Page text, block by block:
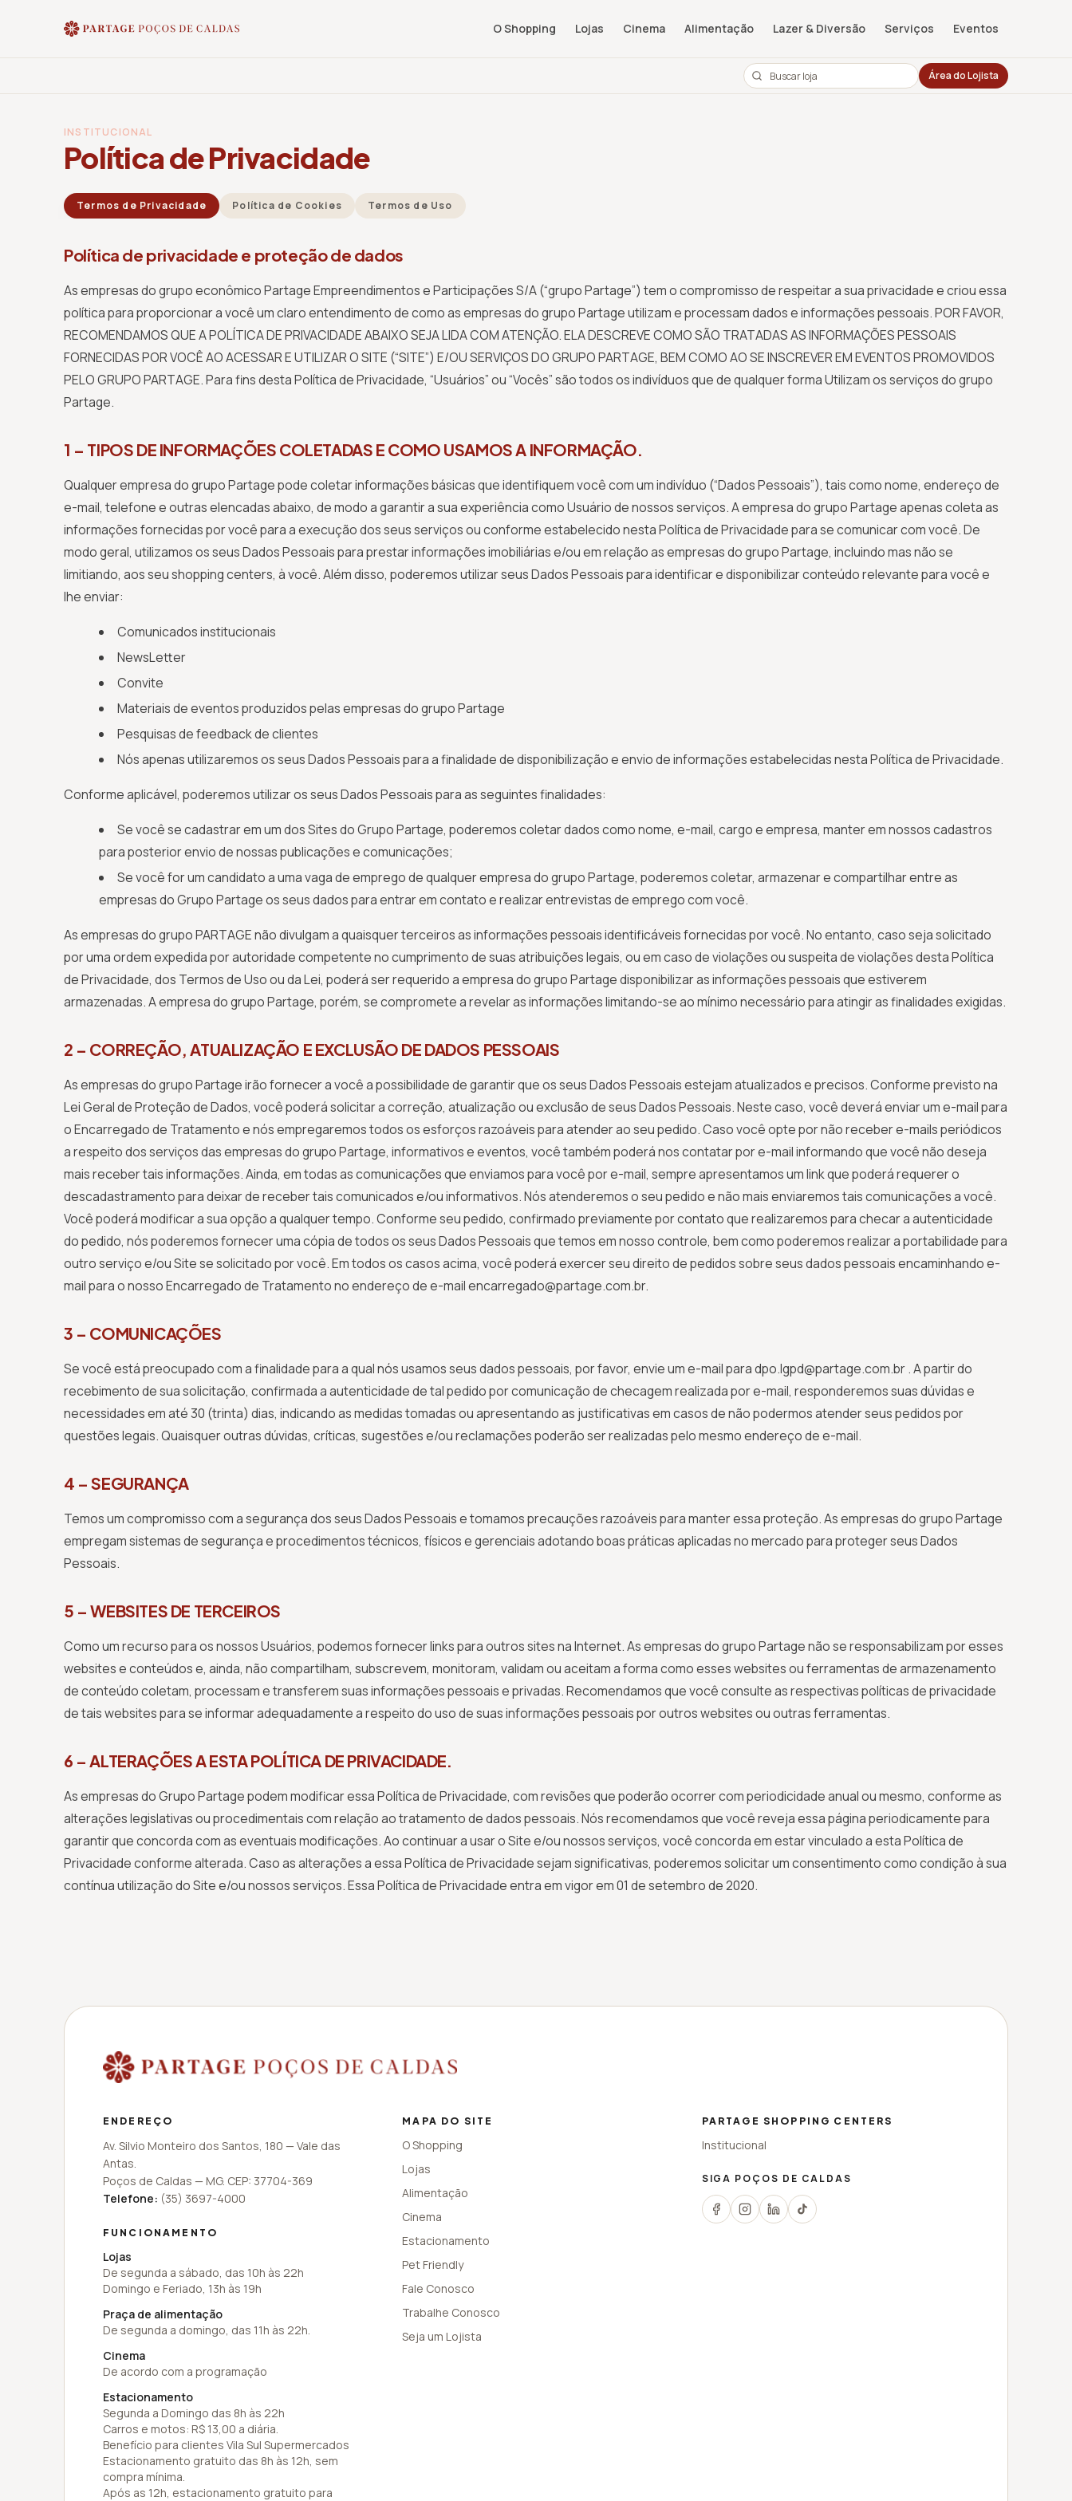
O Shopping Lojas Cinema Alimentação Lazer & Diversão Serviços Eventos
Área do Lojista
INSTITUCIONAL
Política de Privacidade
Termos de Privacidade Política de Cookies Termos de Uso
Política de privacidade e proteção de dados
As empresas do grupo econômico Partage Empreendimentos e Participações S/A (“grupo Partage”) tem o compromisso de respeitar a sua privacidade e criou essa
política para proporcionar a você um claro entendimento de como as empresas do grupo Partage utilizam e processam dados e informações pessoais. POR FAVOR,
RECOMENDAMOS QUE A POLÍTICA DE PRIVACIDADE ABAIXO SEJA LIDA COM ATENÇÃO. ELA DESCREVE COMO SÃO TRATADAS AS INFORMAÇÕES PESSOAIS
FORNECIDAS POR VOCÊ AO ACESSAR E UTILIZAR O SITE (“SITE”) E/OU SERVIÇOS DO GRUPO PARTAGE, BEM COMO AO SE INSCREVER EM EVENTOS PROMOVIDOS
PELO GRUPO PARTAGE. Para fins desta Política de Privacidade, “Usuários” ou “Vocês” são todos os indivíduos que de qualquer forma Utilizam os serviços do grupo
Partage.
1 – TIPOS DE INFORMAÇÕES COLETADAS E COMO USAMOS A INFORMAÇÃO.
Qualquer empresa do grupo Partage pode coletar informações básicas que identifiquem você com um indivíduo (“Dados Pessoais”), tais como nome, endereço de
e-mail, telefone e outras elencadas abaixo, de modo a garantir a sua experiência como Usuário de nossos serviços. A empresa do grupo Partage apenas coleta as
informações fornecidas por você para a execução dos seus serviços ou conforme estabelecido nesta Política de Privacidade para se comunicar com você. De
modo geral, utilizamos os seus Dados Pessoais para prestar informações imobiliárias e/ou em relação as empresas do grupo Partage, incluindo mas não se
limitiando, aos seu shopping centers, à você. Além disso, poderemos utilizar seus Dados Pessoais para identificar e disponibilizar conteúdo relevante para você e
lhe enviar:
Comunicados institucionais
NewsLetter
Convite
Materiais de eventos produzidos pelas empresas do grupo Partage
Pesquisas de feedback de clientes
Nós apenas utilizaremos os seus Dados Pessoais para a finalidade de disponibilização e envio de informações estabelecidas nesta Política de Privacidade.
Conforme aplicável, poderemos utilizar os seus Dados Pessoais para as seguintes finalidades:
Se você se cadastrar em um dos Sites do Grupo Partage, poderemos coletar dados como nome, e-mail, cargo e empresa, manter em nossos cadastros
para posterior envio de nossas publicações e comunicações;
Se você for um candidato a uma vaga de emprego de qualquer empresa do grupo Partage, poderemos coletar, armazenar e compartilhar entre as
empresas do Grupo Partage os seus dados para entrar em contato e realizar entrevistas de emprego com você.
As empresas do grupo PARTAGE não divulgam a quaisquer terceiros as informações pessoais identificáveis fornecidas por você. No entanto, caso seja solicitado
por uma ordem expedida por autoridade competente no cumprimento de suas atribuições legais, ou em caso de violações ou suspeita de violações desta Política
de Privacidade, dos Termos de Uso ou da Lei, poderá ser requerido a empresa do grupo Partage disponibilizar as informações pessoais que estiverem
armazenadas. A empresa do grupo Partage, porém, se compromete a revelar as informações limitando-se ao mínimo necessário para atingir as finalidades exigidas.
2 – CORREÇÃO, ATUALIZAÇÃO E EXCLUSÃO DE DADOS PESSOAIS
As empresas do grupo Partage irão fornecer a você a possibilidade de garantir que os seus Dados Pessoais estejam atualizados e precisos. Conforme previsto na
Lei Geral de Proteção de Dados, você poderá solicitar a correção, atualização ou exclusão de seus Dados Pessoais. Neste caso, você deverá enviar um e-mail para
o Encarregado de Tratamento e nós empregaremos todos os esforços razoáveis para atender ao seu pedido. Caso você opte por não receber e-mails periódicos
a respeito dos serviços das empresas do grupo Partage, informativos e eventos, você também poderá nos contatar por e-mail informando que você não deseja
mais receber tais informações. Ainda, em todas as comunicações que enviamos para você por e-mail, sempre apresentamos um link que poderá requerer o
descadastramento para deixar de receber tais comunicados e/ou informativos. Nós atenderemos o seu pedido e não mais enviaremos tais comunicações a você.
Você poderá modificar a sua opção a qualquer tempo. Conforme seu pedido, confirmado previamente por contato que realizaremos para checar a autenticidade
do pedido, nós poderemos fornecer uma cópia de todos os seus Dados Pessoais que temos em nosso controle, bem como poderemos realizar a portabilidade para
outro serviço e/ou Site se solicitado por você. Em todos os casos acima, você poderá exercer seu direito de pedidos sobre seus dados pessoais encaminhando e-
mail para o nosso Encarregado de Tratamento no endereço de e-mail encarregado@partage.com.br.
3 – COMUNICAÇÕES
Se você está preocupado com a finalidade para a qual nós usamos seus dados pessoais, por favor, envie um e-mail para dpo.lgpd@partage.com.br . A partir do
recebimento de sua solicitação, confirmada a autenticidade de tal pedido por comunicação de checagem realizada por e-mail, responderemos suas dúvidas e
necessidades em até 30 (trinta) dias, indicando as medidas tomadas ou apresentando as justificativas em casos de não podermos atender seus pedidos por
questões legais. Quaisquer outras dúvidas, críticas, sugestões e/ou reclamações poderão ser realizadas pelo mesmo endereço de e-mail.
4 – SEGURANÇA
Temos um compromisso com a segurança dos seus Dados Pessoais e tomamos precauções razoáveis para manter essa proteção. As empresas do grupo Partage
empregam sistemas de segurança e procedimentos técnicos, físicos e gerenciais adotando boas práticas aplicadas no mercado para proteger seus Dados
Pessoais.
5 – WEBSITES DE TERCEIROS
Como um recurso para os nossos Usuários, podemos fornecer links para outros sites na Internet. As empresas do grupo Partage não se responsabilizam por esses
websites e conteúdos e, ainda, não compartilham, subscrevem, monitoram, validam ou aceitam a forma como esses websites ou ferramentas de armazenamento
de conteúdo coletam, processam e transferem suas informações pessoais e privadas. Recomendamos que você consulte as respectivas políticas de privacidade
de tais websites para se informar adequadamente a respeito do uso de suas informações pessoais por outros websites ou outras ferramentas.
6 – ALTERAÇÕES A ESTA POLÍTICA DE PRIVACIDADE.
As empresas do Grupo Partage podem modificar essa Política de Privacidade, com revisões que poderão ocorrer com periodicidade anual ou mesmo, conforme as
alterações legislativas ou procedimentais com relação ao tratamento de dados pessoais. Nós recomendamos que você reveja essa página periodicamente para
garantir que concorda com as eventuais modificações. Ao continuar a usar o Site e/ou nossos serviços, você concorda em estar vinculado a esta Política de
Privacidade conforme alterada. Caso as alterações a essa Política de Privacidade sejam significativas, poderemos solicitar um consentimento como condição à sua
contínua utilização do Site e/ou nossos serviços. Essa Política de Privacidade entra em vigor em 01 de setembro de 2020.
ENDEREÇO
Av. Silvio Monteiro dos Santos, 180 — Vale das
Antas.
Poços de Caldas — MG. CEP: 37704-369
Telefone: (35) 3697-4000
FUNCIONAMENTO
Lojas
De segunda a sábado, das 10h às 22h
Domingo e Feriado, 13h às 19h
Praça de alimentação
De segunda a domingo, das 11h às 22h.
Cinema
De acordo com a programação
Estacionamento
Segunda a Domingo das 8h às 22h
Carros e motos: R$ 13,00 a diária.
Benefício para clientes Vila Sul Supermercados
Estacionamento gratuito das 8h às 12h, sem
compra mínima.
Após as 12h, estacionamento gratuito para
MAPA DO SITE
O Shopping
Lojas
Alimentação
Cinema
Estacionamento
Pet Friendly
Fale Conosco
Trabalhe Conosco
Seja um Lojista
PARTAGE SHOPPING CENTERS
Institucional
SIGA POÇOS DE CALDAS